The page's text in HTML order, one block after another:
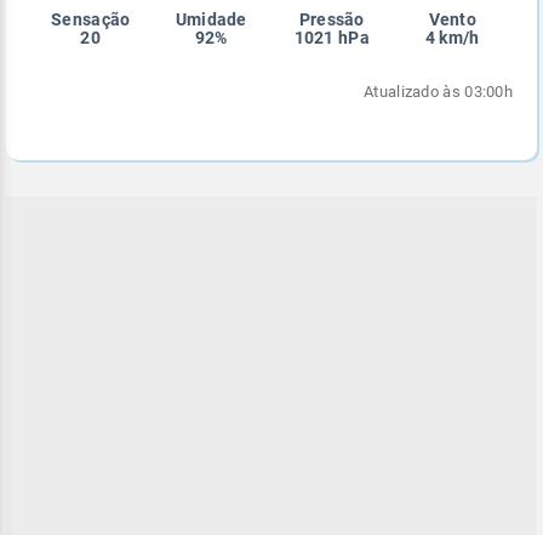
Sensação
20
Umidade
92%
Pressão
1021 hPa
Vento
4 km/h
Atualizado às 03:00h
Enviar
Enviar
Enviar
Enviar
Enviar